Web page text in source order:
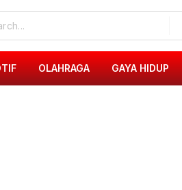
OLAHRAGA GAYA HIDUP